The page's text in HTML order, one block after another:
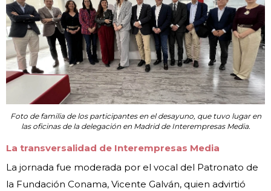
Foto de familia de los participantes en el desayuno, que tuvo lugar en
las oficinas de la delegación en Madrid de Interempresas Media.
La transversalidad de Interempresas Media
La jornada fue moderada por el vocal del Patronato de
la Fundación Conama, Vicente Galván, quien advirtió